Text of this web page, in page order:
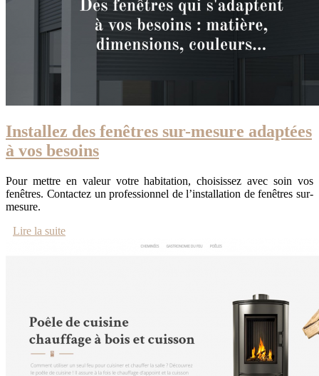
Installez des fenêtres sur-mesure adaptées
à vos besoins
Pour mettre en valeur votre habitation, choisissez avec soin vos
fenêtres. Contactez un professionnel de l’installation de fenêtres sur-
mesure.
Lire la suite